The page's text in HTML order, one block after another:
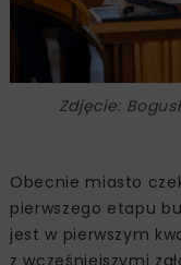
Zdjęcie:
Obecnie miasto
pierwszego etapu
jest w pierwszym
z wcześniejszymi